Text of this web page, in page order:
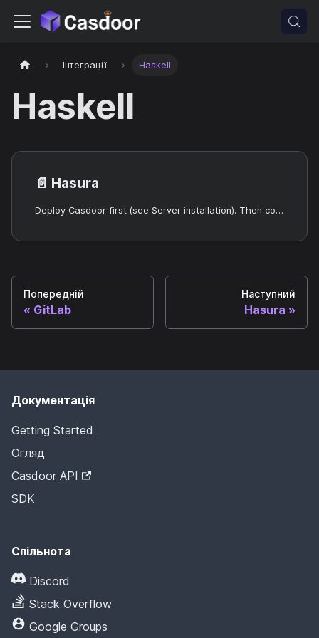
Інтеграції Haskell
Haskell
📄️ Hasura
Deploy Casdoor first (see Server installation). Then configure the application and Hasura as below.
Попередній
GitLab
Наступний
Hasura
Документація
Getting Started
Огляд
Casdoor API
SDK
Спільнота
Discord
Stack Overflow
Google Groups